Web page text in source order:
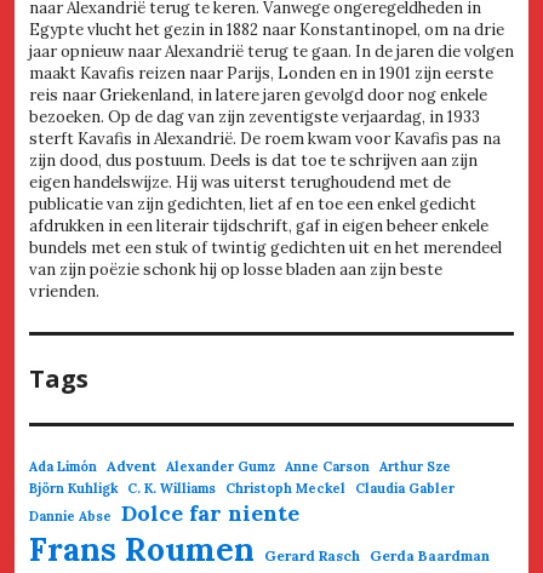
naar Alexandrië terug te keren. Vanwege ongeregeldheden in
Egypte vlucht het gezin in 1882 naar Konstantinopel, om na drie
jaar opnieuw naar Alexandrië terug te gaan. In de jaren die volgen
maakt Kavafis reizen naar Parijs, Londen en in 1901 zijn eerste
reis naar Griekenland, in latere jaren gevolgd door nog enkele
bezoeken. Op de dag van zijn zeventigste verjaardag, in 1933
sterft Kavafis in Alexandrië. De roem kwam voor Kavafis pas na
zijn dood, dus postuum. Deels is dat toe te schrijven aan zijn
eigen handelswijze. Hij was uiterst terughoudend met de
publicatie van zijn gedichten, liet af en toe een enkel gedicht
afdrukken in een literair tijdschrift, gaf in eigen beheer enkele
bundels met een stuk of twintig gedichten uit en het merendeel
van zijn poëzie schonk hij op losse bladen aan zijn beste
vrienden.
Tags
Ada Limón Advent Alexander Gumz Anne Carson Arthur Sze
Björn Kuhligk
C. K. Williams Christoph Meckel
Claudia Gabler
Dannie Abse
Dolce far niente
Frans Roumen Gerard Rasch Gerda Baardman